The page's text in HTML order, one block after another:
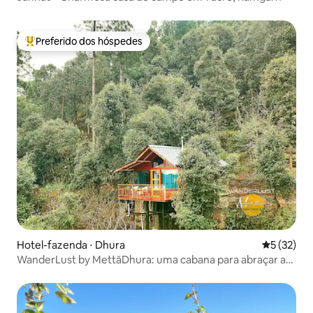
Entre os melhores preferidos dos hóspedes
Preferido dos hóspedes
Hotel-fazenda ⋅ Dhura 5 de uma
5 (32)
WanderLust by MettāDhura: uma cabana para abraçar as